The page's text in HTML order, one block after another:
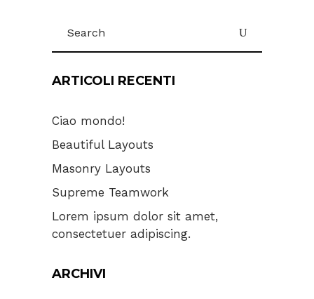
for:
ARTICOLI RECENTI
Ciao mondo!
Beautiful Layouts
Masonry Layouts
Supreme Teamwork
Lorem ipsum dolor sit amet,
consectetuer adipiscing.
ARCHIVI